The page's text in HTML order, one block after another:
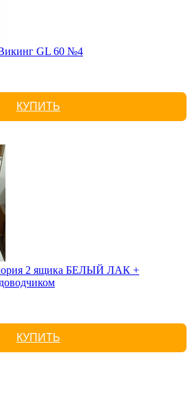
GL 60 №4
КУПИТЬ
2 ящика БЕЛЫЙ ЛАК +
КУПИТЬ